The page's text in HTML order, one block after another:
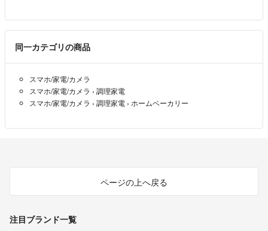
同一カテゴリの商品
スマホ/家電/カメラ
スマホ/家電/カメラ › 調理家電
スマホ/家電/カメラ › 調理家電 › ホームベーカリー
ページの上へ戻る
注目ブランド一覧